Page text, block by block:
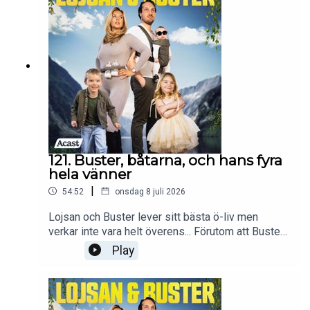
instagram @lojsanbuster för att ta del av allt vi
pratar om i podden och mer därtill!
121. Buster, båtarna, och hans fyra
hela vänner
54:52 | onsdag 8 juli 2026
Lojsan och Buster lever sitt bästa ö-liv men
verkar inte vara helt överens... Förutom att Buster
är vårdslös med sina prylar vill han ockå tvinga på
Lojsan ett badkar av koppar. Lojsan är inte helt
vem vet vad familjen Reuterswärd-Wallin gör om
10 år, kanske är de ekonomiskt oberoende på en
Play